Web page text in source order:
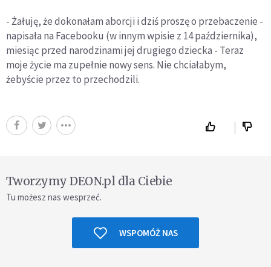
- Żałuję, że dokonałam aborcji i dziś proszę o przebaczenie -
napisała na Facebooku (w innym wpisie z 14 października),
miesiąc przed narodzinami jej drugiego dziecka - Teraz
moje życie ma zupełnie nowy sens. Nie chciałabym,
żebyście przez to przechodzili.
Tworzymy DEON.pl dla Ciebie
Tu możesz nas wesprzeć.
WSPOMÓŻ NAS